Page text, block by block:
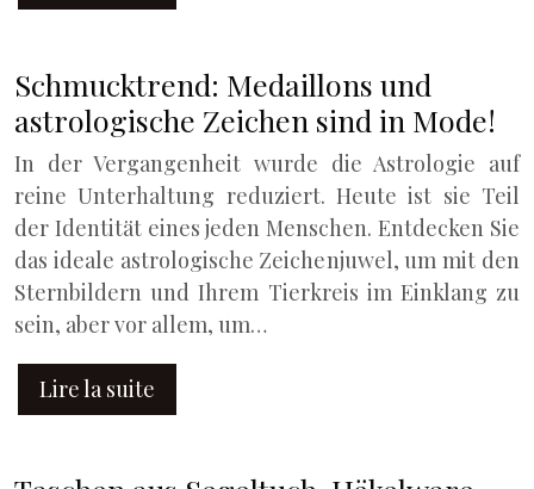
Schmucktrend: Medaillons und
astrologische Zeichen sind in Mode!
In der Vergangenheit wurde die Astrologie auf
reine Unterhaltung reduziert. Heute ist sie Teil
der Identität eines jeden Menschen. Entdecken Sie
das ideale astrologische Zeichenjuwel, um mit den
Sternbildern und Ihrem Tierkreis im Einklang zu
sein, aber vor allem, um…
Lire la suite